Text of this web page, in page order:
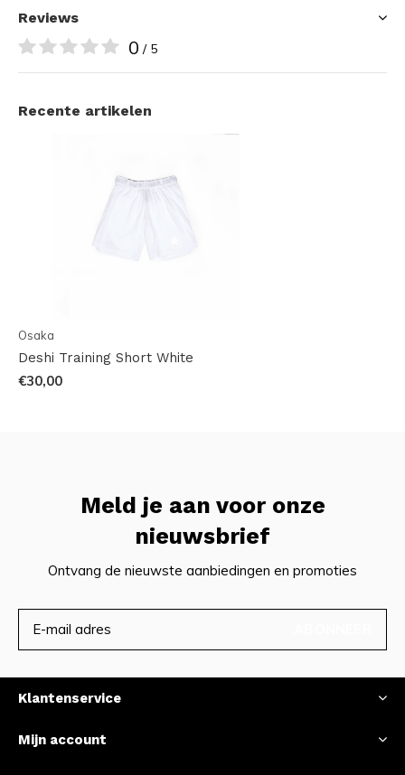
Reviews
0 / 5
Recente artikelen
Osaka
Deshi Training Short White
€30,00
Meld je aan voor onze
nieuwsbrief
Ontvang de nieuwste aanbiedingen en promoties
Klantenservice
Mijn account